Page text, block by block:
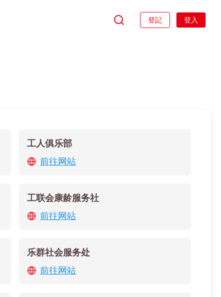
登記 登入
工人俱乐部
前往网站
工联会康龄服务社
前往网站
乐群社会服务处
前往网站